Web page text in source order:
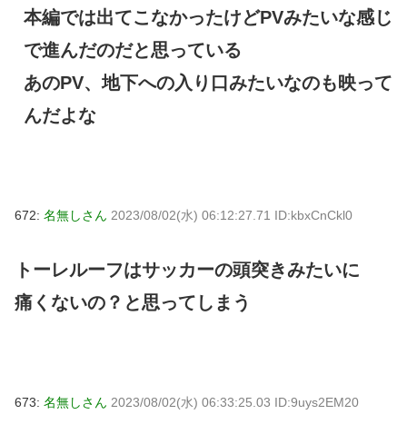
本編では出てこなかったけどPVみたいな感じ
で進んだのだと思っている
あのPV、地下への入り口みたいなのも映って
んだよな
672: 名無しさん 2023/08/02(水) 06:12:27.71 ID:kbxCnCkl0
トーレルーフはサッカーの頭突きみたいに
痛くないの？と思ってしまう
673: 名無しさん 2023/08/02(水) 06:33:25.03 ID:9uys2EM20